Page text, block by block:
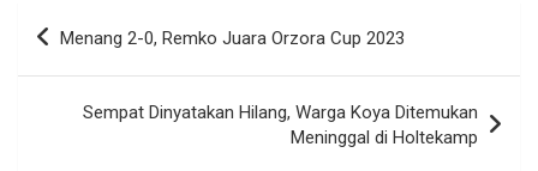
Navigasi
pos
Menang 2-0, Remko Juara Orzora Cup 2023
Sempat Dinyatakan Hilang, Warga Koya Ditemukan
Meninggal di Holtekamp